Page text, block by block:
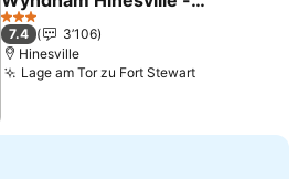
Fort Stewart
Preise sehen
3 Sterne
7.4
3’106
Hinesville
Lage am Tor zu Fort StewartPreise